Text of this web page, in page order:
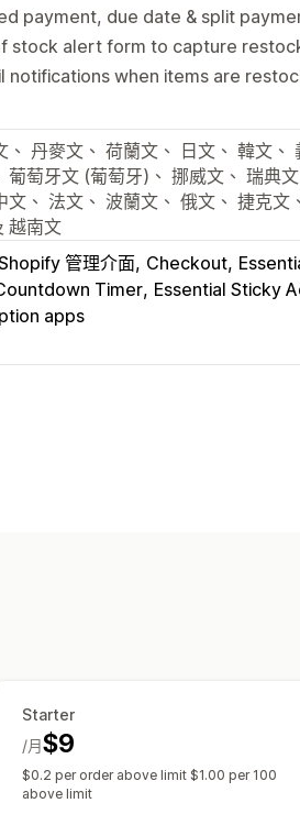
payment, due date & split
stock alert form to capture
notifications when items are
、 丹麥文、 荷蘭文、 日文、 韓文、
葡萄牙文 (葡萄牙)、 挪威文、 瑞典
文、 法文、 波蘭文、 俄文、 捷克文
越南文
管理介面 Checkout
Timer Essential Sticky
apps
庫存報告
Starter
$9
/月
$0.2 per order above limit $1.00 per 100
above limit